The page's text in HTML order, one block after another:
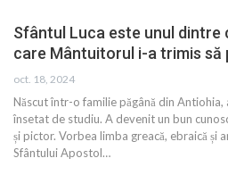
Sfântul Luca este unul dintre
care Mântuitorul i-a trimis să
oct. 18, 2024
Născut într-o familie păgână din
însetat de studiu. A devenit un bun
și pictor. Vorbea limba greacă, ebraică și
Sfântului Apostol…